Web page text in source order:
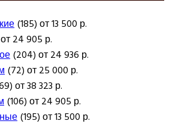
(185) от 13 500 р.
24 905 р.
(204) от 24 936 р.
(72) от 25 000 р.
от 38 323 р.
(106) от 24 905 р.
(195) от 13 500 р.